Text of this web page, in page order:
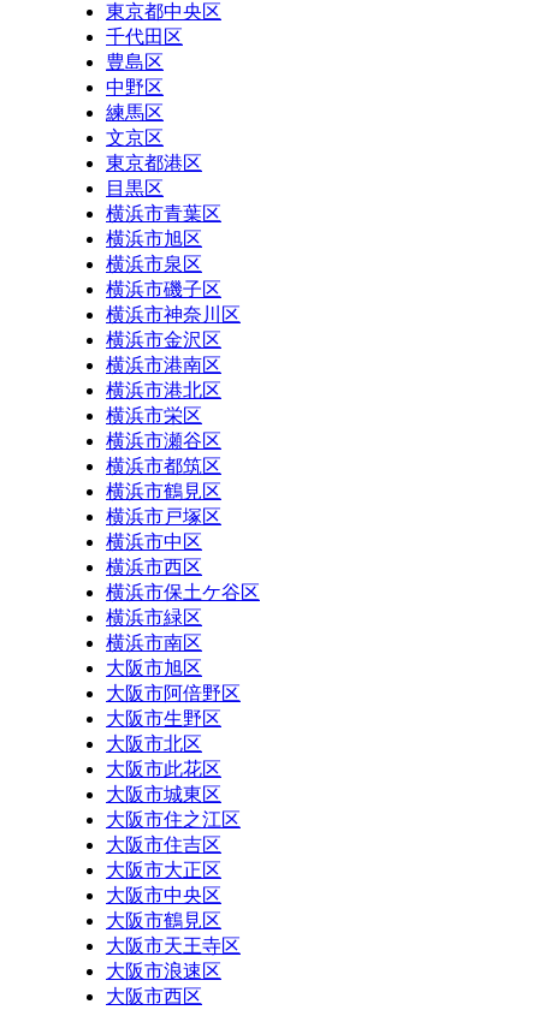
東京都中央区
千代田区
豊島区
中野区
練馬区
文京区
東京都港区
目黒区
横浜市青葉区
横浜市旭区
横浜市泉区
横浜市磯子区
横浜市神奈川区
横浜市金沢区
横浜市港南区
横浜市港北区
横浜市栄区
横浜市瀬谷区
横浜市都筑区
横浜市鶴見区
横浜市戸塚区
横浜市中区
横浜市西区
横浜市保土ケ谷区
横浜市緑区
横浜市南区
大阪市旭区
大阪市阿倍野区
大阪市生野区
大阪市北区
大阪市此花区
大阪市城東区
大阪市住之江区
大阪市住吉区
大阪市大正区
大阪市中央区
大阪市鶴見区
大阪市天王寺区
大阪市浪速区
大阪市西区